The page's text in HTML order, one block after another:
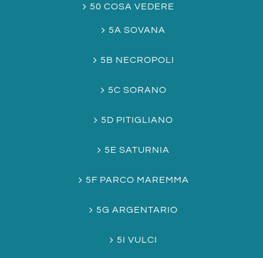
50 COSA VEDERE
5A SOVANA
5B NECROPOLI
5C SORANO
5D PITIGLIANO
5E SATURNIA
5F PARCO MAREMMA
5G ARGENTARIO
5I VULCI